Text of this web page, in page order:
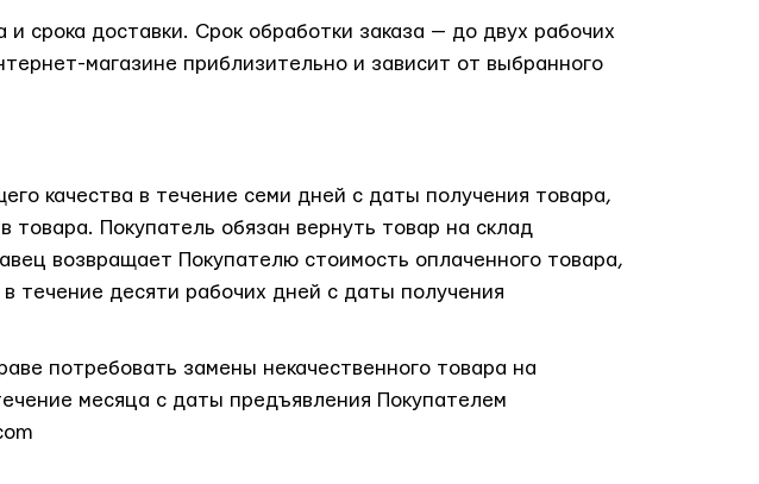
срока доставки. Срок обработки заказа — до двух рабочих
магазине приблизительно и зависит от выбранного
качества в течение семи дней с даты получения товара,
товара. Покупатель обязан вернуть товар на склад
возвращает Покупателю стоимость оплаченного товара,
течение десяти рабочих дней с даты получения
потребовать замены некачественного товара на
месяца с даты предъявления Покупателем